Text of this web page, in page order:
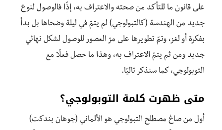
على قانون ما للتأكد من صحته والاعتراف به، إذًا فالوصول لنوع
جديد من الهندسة (كالتبولوجي) لم يتمّ في ليلة وضحاها بل بدأ
بفكرة أو لغز، وتمّ تطويرها على مرّ العصور للوصول لشكل نهائي
جديد ومن ثم يتمّ الاعتراف به، وهذا ما حصل فعلًا مع
التوبولوجي، كما سنذكر تاليًا.
متى ظهرت كلمة التوبولوجي؟
أول من صاغ مصطلح التبولوجي هو الألماني (جوهان بندكت)